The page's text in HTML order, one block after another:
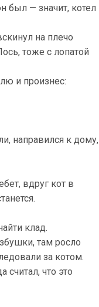
был — значит, котел
на плечо
тоже с лопатой
и произнес:
направился к дому,
вдруг кот в
клад.
там росло
за котом.
считал, что это